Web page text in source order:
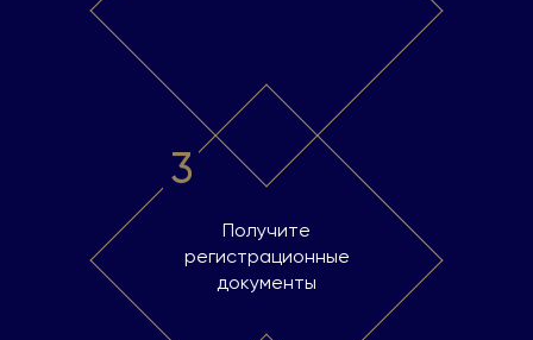
Получите
регистрационные
документы
3